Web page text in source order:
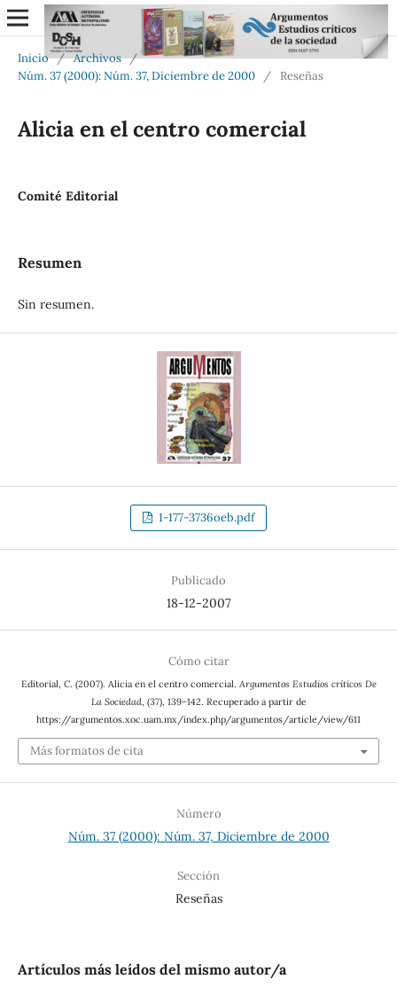
Inicio / Archivos /
Núm. 37 (2000): Núm. 37, Diciembre de 2000
/ Reseñas
Alicia en el centro comercial
Comité Editorial
Resumen
Sin resumen.
1-177-3736oeb.pdf
Publicado
18-12-2007
Cómo citar
Editorial, C. (2007). Alicia en el centro comercial. Argumentos Estudios críticos De
La Sociedad, (37), 139–142. Recuperado a partir de
https://argumentos.xoc.uam.mx/index.php/argumentos/article/view/611
Más formatos de cita
Número
Núm. 37 (2000): Núm. 37, Diciembre de 2000
Sección
Reseñas
Artículos más leídos del mismo autor/a